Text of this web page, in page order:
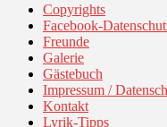
Copyrights
Facebook-
Freunde
Galerie
Gästebuch
Impressum /
Kontakt
Lyrik-Tipps